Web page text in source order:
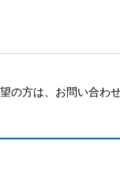
の方は、お問い合わ